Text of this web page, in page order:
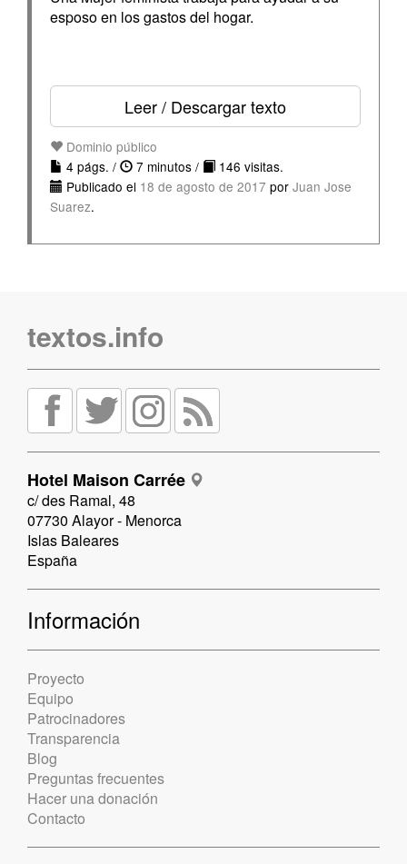
esposo en los gastos del hogar.
Leer / Descargar texto
Dominio público
4 págs. /
7 minutos /
146 visitas.
Publicado el 18 de agosto de 2017 por Juan Jose
Suarez.
textos.info
Hotel Maison Carrée
c/ des Ramal, 48
07730 Alayor - Menorca
Islas Baleares
España
Información
Proyecto
Equipo
Patrocinadores
Transparencia
Blog
Preguntas frecuentes
Hacer una donación
Contacto